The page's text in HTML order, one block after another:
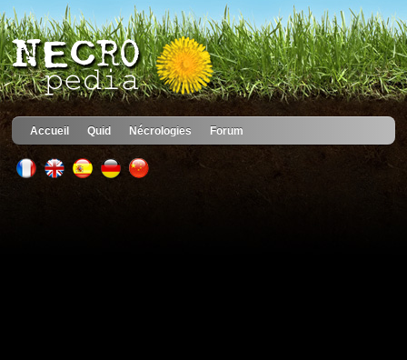
Accueil Quid Nécrologies Forum